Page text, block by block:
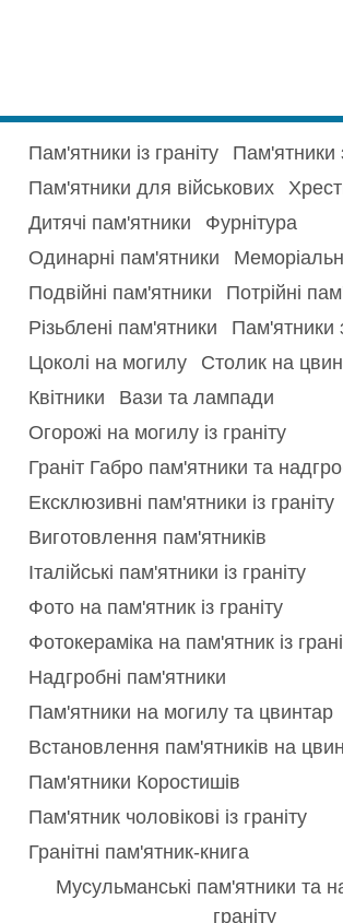
Пам'ятники із граніту
Пам'ятники
Пам'ятники для військових
Дитячі пам'ятники
Фурнітура
Одинарні пам'ятники
Подвійні пам'ятники
Потрійні
Різьблені пам'ятники
Пам'ятники
Цоколі на могилу
Столик на
Квітники
Вази та лампади
Огорожі на могилу із граніту
Граніт Габро пам'ятники та
Ексклюзивні пам'ятники із граніту
Виготовлення пам'ятників
Італійські пам'ятники із граніту
Фото на пам'ятник із граніту
Фотокераміка на пам'ятник із
Надгробні пам'ятники
Пам'ятники на могилу та цвинтар
Встановлення пам'ятників на
Пам'ятники Коростишів
Пам'ятник чоловікові із граніту
Гранітні пам'ятник-книга
Мусульманські пам'ятники та
граніту